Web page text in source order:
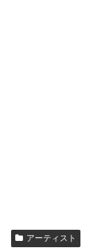
アーティスト